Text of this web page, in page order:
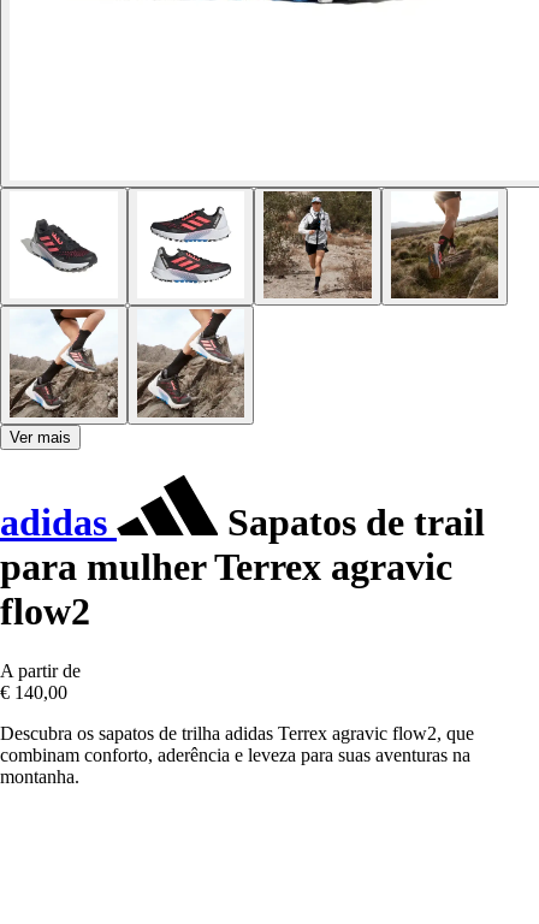
Ver mais
adidas
Sapatos de trail
para mulher Terrex agravic
flow2
A partir de
€ 140,00
Descubra os sapatos de trilha adidas Terrex agravic flow2, que
combinam conforto, aderência e leveza para suas aventuras na
montanha.